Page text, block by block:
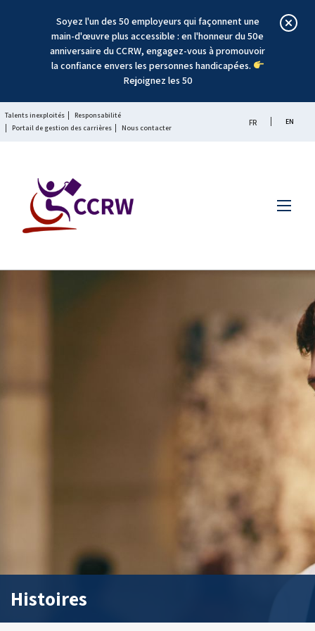
Soyez l'un des 50 employeurs qui façonnent une
main-d'œuvre plus accessible : en l'honneur du 50e
anniversaire du CCRW, engagez-vous à promouvoir
la confiance envers les personnes handicapées.
Rejoignez les 50
Talents inexploités
Responsabilité
Portail de gestion des carrières
Nous contacter
FR EN
Menu
Histoires